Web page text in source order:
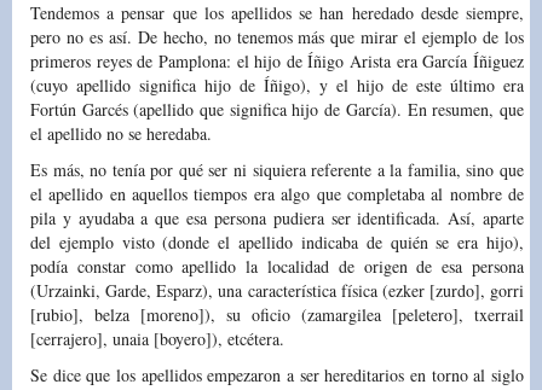
Tendemos a pensar que los apellidos se han heredado desde siempre,
pero no es así. De hecho, no tenemos más que mirar el ejemplo de los
primeros reyes de Pamplona: el hijo de Íñigo Arista era García Íñiguez
(cuyo apellido significa hijo de Íñigo), y el hijo de este último era
Fortún Garcés (apellido que significa hijo de García). En resumen, que
el apellido no se heredaba.
Es más, no tenía por qué ser ni siquiera referente a la familia, sino que
el apellido en aquellos tiempos era algo que completaba al nombre de
pila y ayudaba a que esa persona pudiera ser identificada. Así, aparte
del ejemplo visto (donde el apellido indicaba de quién se era hijo),
podía constar como apellido la localidad de origen de esa persona
(Urzainki, Garde, Esparz), una característica física (ezker [zurdo], gorri
[rubio], belza [moreno]), su oficio (zamargilea [peletero], txerrail
[cerrajero], unaia [boyero]), etcétera.
Se dice que los apellidos empezaron a ser hereditarios en torno al siglo